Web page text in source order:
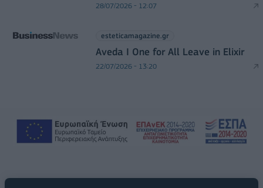
28/07/2026 - 12:07
esteticamagazine.gr
Aveda I One for All Leave in Elixir
22/07/2026 - 13:20